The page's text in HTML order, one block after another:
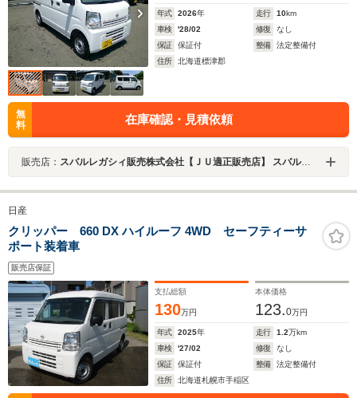
年式 2026年 走行 10km
車検
'28/02 修復
なし
保証
保証付 整備
法定整備付
住所
北海道標津郡
無
料
在庫確認・見積依頼
販売店： スバルレガシィ販売株式会社【ＪＵ適正販売店】 スバルショップ中標津北
日産
クリッパー 660 DX ハイルーフ 4WD セーフティーサ
ポート装着車
販売店保証
支払総額
130万円
本体価格
123.0万円
年式 2025年 走行 1.2万km
車検
'27/02 修復
なし
保証
保証付 整備
法定整備付
住所
北海道札幌市手稲区